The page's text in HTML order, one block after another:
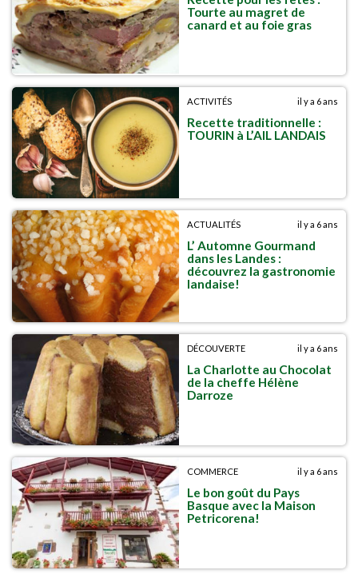
Tourte au magret de
canard et au foie gras
ACTIVITÉS il y a 6 ans
Recette traditionnelle :
TOURIN à L’AIL LANDAIS
ACTUALITÉS il y a 6 ans
L’ Automne Gourmand
dans les Landes :
découvrez la gastronomie
landaise!
DÉCOUVERTE il y a 6 ans
La Charlotte au Chocolat
de la cheffe Hélène
Darroze
COMMERCE il y a 6 ans
Le bon goût du Pays
Basque avec la Maison
Petricorena!